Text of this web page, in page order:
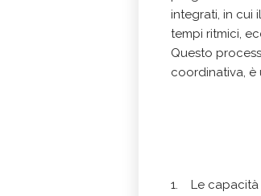
integrati, in cui
tempi ritmici,
Questo
coordinativa, è
1. Le capacità